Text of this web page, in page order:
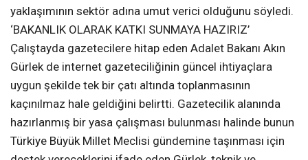
yaklaşımının sektör adına umut verici olduğunu söyledi.
‘BAKANLIK OLARAK KATKI SUNMAYA HAZIRIZ’
Çalıştayda gazetecilere hitap eden Adalet Bakanı Akın
Gürlek de internet gazeteciliğinin güncel ihtiyaçlara
uygun şekilde tek bir çatı altında toplanmasının
kaçınılmaz hale geldiğini belirtti. Gazetecilik alanında
hazırlanmış bir yasa çalışması bulunması halinde bunun
Türkiye Büyük Millet Meclisi gündemine taşınması için